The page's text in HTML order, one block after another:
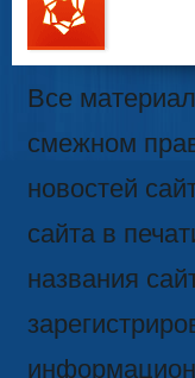
111
Все
смежном
новостей
сайта в
названия